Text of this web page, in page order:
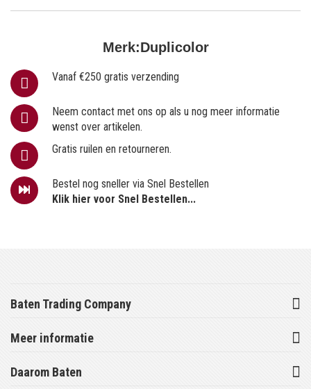
Merk:Duplicolor
Vanaf €250 gratis verzending
Neem contact met ons op als u nog meer informatie
wenst over artikelen.
Gratis ruilen en retourneren.
Bestel nog sneller via Snel Bestellen
Klik hier voor Snel Bestellen...
Baten Trading Company
Meer informatie
Daarom Baten